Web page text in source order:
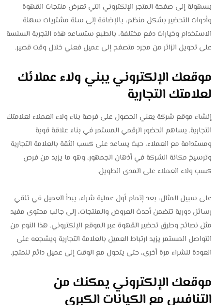
بسهولة إلى صفحة المتجر الإلكتروني التي تعرض منتجات القهوة
وأدوات التحضير بشكل منظم، بالإضافة إلى سلة مشتريات سهلة
الاستخدام وخيارات دفع مختلفة، بالطبع ستساعد هذه التجربة السلسة
على تحويل الزائر من مجرد متصفح إلى عميل فعلي خلال وقت قصير.
موقعك الإلكتروني يبني ولاء عملائك
لعلامتك التجارية
إنشاء موقع شركة يعني الحصول على فرصة بناء ولاء العملاء لعلامتك
التجارية. يساهم الحضور الرقمي المستمر في بناء علاقة قوية
ومستدامة مع العملاء، حيث يساعد على كسب الثقة بالعلامة التجارية
وترسيخ مكانة الشركة في أذهان الجمهور، وهو ما يزيد من فرص
كسب ولاء العملاء على المدى الطويل.
على سبيل المثال، بعد إتمام أول عملية شراء، يبدأ العميل في تلقي
رسائل دورية تتضمن أحدث العروض والمنتجات، إلى جانب محتوى مفيد
مثل نصائح وطرق تحضير القهوة عبر الموقع الإلكتروني. هذا النوع من
التواصل المستمر يزيد ارتباط العميل بالعلامة التجارية ويشجعه على
العودة للشراء مرة أخرى، حتى يتحول مع الوقت إلى عميل دائم للمتجر.
موقعك الإلكتروني يمكنك من
التنافس مع الكيانات الكبرى